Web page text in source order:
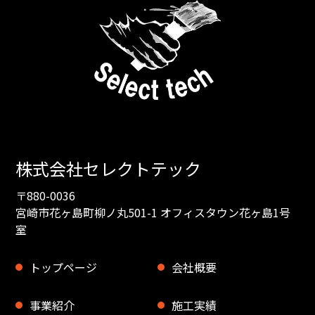
株式会社セレクトテック
〒880-0036
宮崎市花ヶ島町柳ノ丸501-1 オフィスタウン花ヶ島1号
室
トップページ 会社概要
事業紹介 施工実績